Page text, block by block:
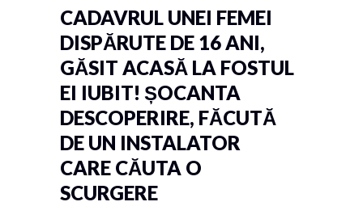
CADAVRUL UNEI FEMEI
DISPĂRUTE DE 16 ANI,
GĂSIT ACASĂ LA FOSTUL
EI IUBIT! ȘOCANTA
DESCOPERIRE, FĂCUTĂ
DE UN INSTALATOR
CARE CĂUTA O
SCURGERE